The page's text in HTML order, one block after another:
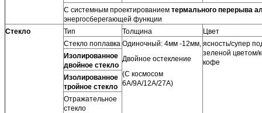
С системным проектированием термального перерыва
энергосберегающей функции
Стекло
Тип Толщина
Цвет
Стекло поплавка Одиночный: 4мм -12мм,
Двойное остекление
(С космосом
6А/9А/12А/27А)
ясность/супер
зеленой цветом/
кофе
Изолированное
двойное стекло
Изолированное
тройное стекло
Отражательное
стекло